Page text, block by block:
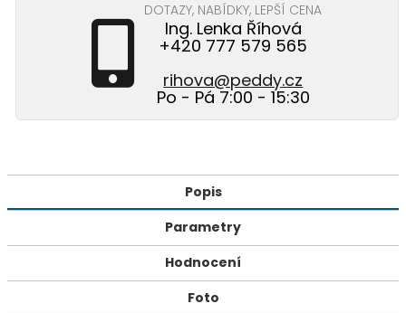
DOTAZY, NABÍDKY, LEPŠÍ CENA
Ing. Lenka Říhová
+420 777 579 565
rihova@peddy.cz
Po - Pá 7:00 - 15:30
Popis
Parametry
Hodnocení
Foto